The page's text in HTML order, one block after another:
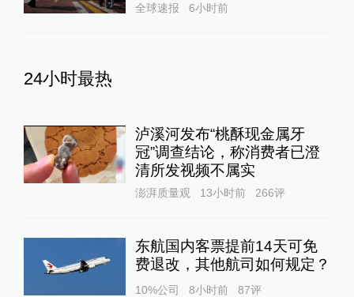
全球速报 6小时前
24小时最热
泸溪河发布“桃酥现金属牙
冠”调查结论，称消费者已澄
清所发视频不属实
澎湃质量观 13小时前 266评
东航国内客票提前14天可免
费退改，其他航司如何规定？
10%公司 8小时前 87评